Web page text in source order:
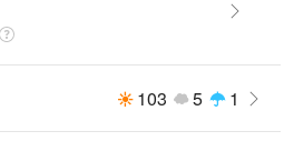
103 5 1